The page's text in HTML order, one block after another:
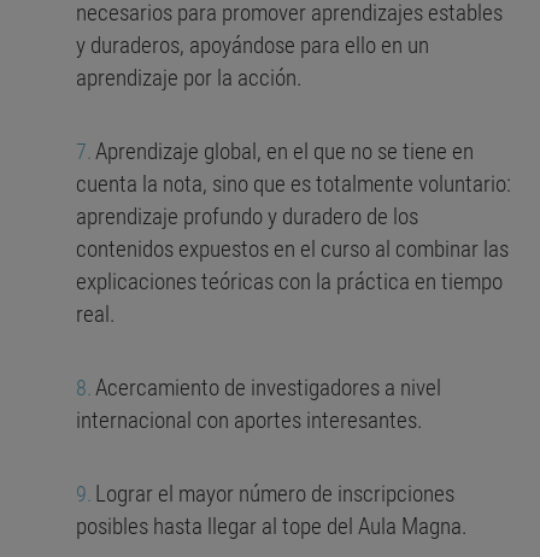
necesarios para promover aprendizajes estables
y duraderos, apoyándose para ello en un
aprendizaje por la acción.
Aprendizaje global, en el que no se tiene en
cuenta la nota, sino que es totalmente voluntario:
aprendizaje profundo y duradero de los
contenidos expuestos en el curso al combinar las
explicaciones teóricas con la práctica en tiempo
real.
Acercamiento de investigadores a nivel
internacional con aportes interesantes.
Lograr el mayor número de inscripciones
posibles hasta llegar al tope del Aula Magna.